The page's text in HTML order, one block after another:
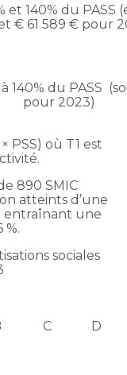
et 140% du PASS
€ 61 589 € pour
140% du PASS
pour 2023)
× PSS) où T1 est
890 SMIC
atteints d’une
entraînant une
%.
sociales
C D